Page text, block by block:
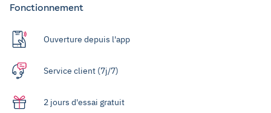
Fonctionnement
Ouverture depuis l'app
Service client (7j/7)
2 jours d'essai gratuit